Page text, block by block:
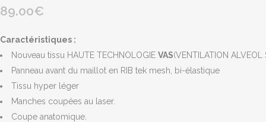
89.00€
Caractéristiques :
Nouveau tissu HAUTE TECHNOLOGIE VAS(VENTILATION ALVEOL
Panneau avant du maillot en RIB tek mesh, bi-élastique
Tissu hyper léger
Manches coupées au laser.
Coupe anatomique.